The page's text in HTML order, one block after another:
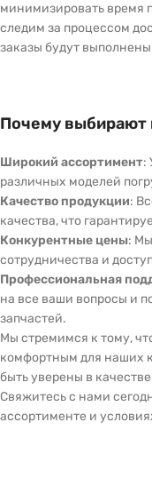
минимизировать время
следим за процессом
заказы будут
Почему выбирают
Широкий ассортимент:
различных моделей
Качество продукции:
качества, что
Конкурентные цены:
сотрудничества и
Профессиональная
на все ваши вопросы и
запчастей.
Мы стремимся к тому,
комфортным для наших
быть уверены в
Свяжитесь с нами
ассортименте и